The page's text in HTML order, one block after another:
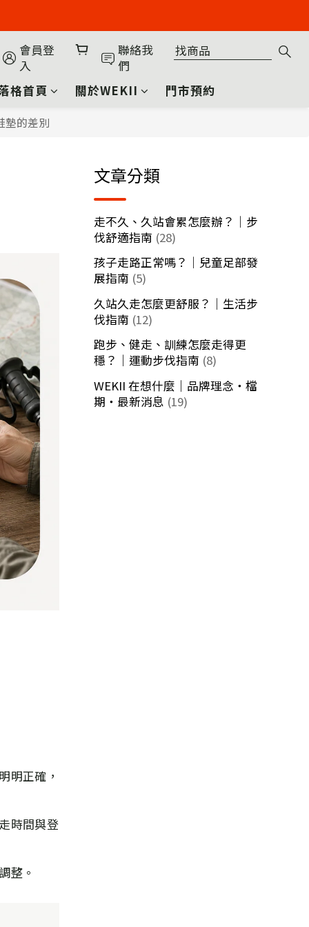
會員登
入
聯絡我
們
格首頁 關於WEKII 門市預約
墊的差別
明正確，
時間與登
整。
文章分類
走不久、久站會累怎麼辦？｜步
伐舒適指南 (28)
孩子走路正常嗎？｜兒童足部發
展指南 (5)
久站久走怎麼更舒服？｜生活步
伐指南 (12)
跑步、健走、訓練怎麼走得更
穩？｜運動步伐指南 (8)
WEKII 在想什麼｜品牌理念・檔
期・最新消息 (19)